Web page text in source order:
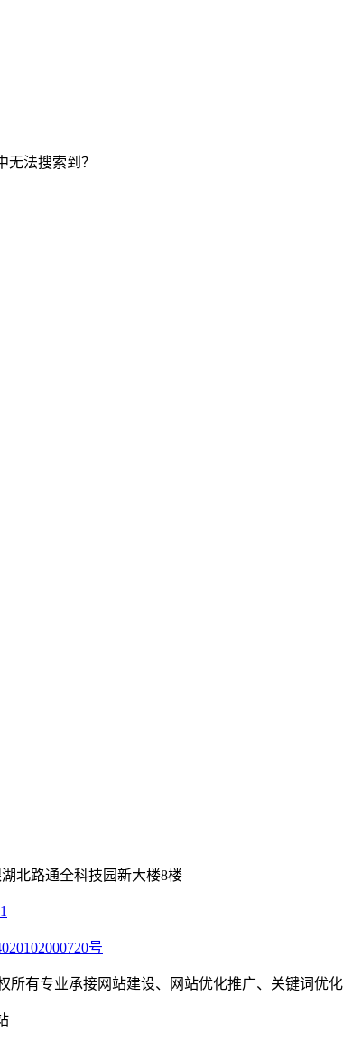
法搜索到？
北路通全科技园新大楼8楼
号
所有专业承接网站建设、网站优化推广、关键词优